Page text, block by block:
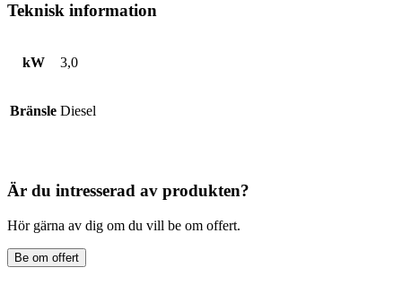
Teknisk information
kW 3,0
Bränsle Diesel
Är du intresserad av produkten?
Hör gärna av dig om du vill be om offert.
Be om offert